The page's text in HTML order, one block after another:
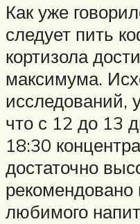
Как уже
следует пить
кортизола
максимума.
исследований,
что с 12 до 13
18:30
достаточно
рекомендовано
любимого